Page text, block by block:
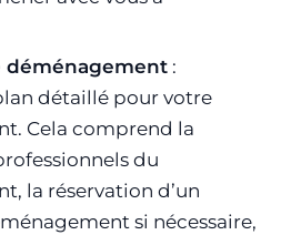
déménagement :
détaillé pour votre
Cela comprend la
du
la réservation d’un
si nécessaire,